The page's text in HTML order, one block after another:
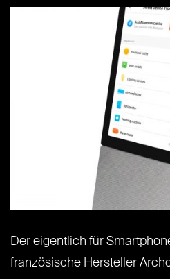
Der eigentlich für
französische Hersteller